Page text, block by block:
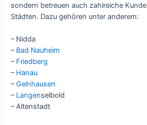
sondern betreuen auch zahlreiche
Städten. Dazu gehören unter anderem:
– Nidda
– Bad Nauheim
– Friedberg
– Hanau
–Gelnhausen
– Langenselbold
– Altenstadt